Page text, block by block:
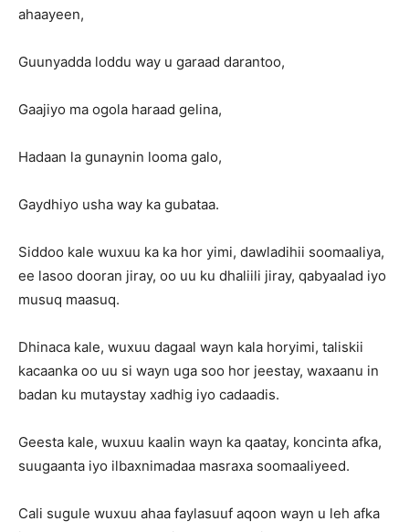
ahaayeen,
Guunyadda loddu way u garaad darantoo,
Gaajiyo ma ogola haraad gelina,
Hadaan la gunaynin looma galo,
Gaydhiyo usha way ka gubataa.
Siddoo kale wuxuu ka ka hor yimi, dawladihii soomaaliya,
ee lasoo dooran jiray, oo uu ku dhaliili jiray, qabyaalad iyo
musuq maasuq.
Dhinaca kale, wuxuu dagaal wayn kala horyimi, taliskii
kacaanka oo uu si wayn uga soo hor jeestay, waxaanu in
badan ku mutaystay xadhig iyo cadaadis.
Geesta kale, wuxuu kaalin wayn ka qaatay, koncinta afka,
suugaanta iyo ilbaxnimadaa masraxa soomaaliyeed.
Cali sugule wuxuu ahaa faylasuuf aqoon wayn u leh afka